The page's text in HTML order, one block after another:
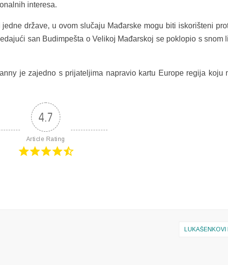
interesa.
države, u ovom slučaju Mađarske mogu biti iskorišteni
san Budimpešta o Velikoj Mađarskoj se poklopio s snom
je zajedno s prijateljima napravio kartu Europe regija koju
4.7
Article Rating
LUKAŠENKOVI